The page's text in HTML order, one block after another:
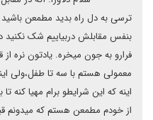
ترسی به دل راه بدید مطمعن باشید
بنفس مقابلش دربیاییم شک
فرارو به جون میخره. یادتون نره
معمولی هستم با سه تا طفل،ولی
اینه که این شرایطو برام مهیا